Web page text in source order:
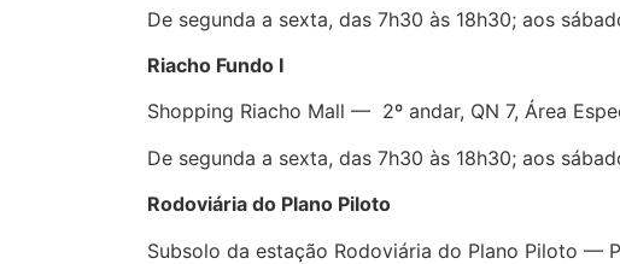
De segunda a sexta, das 7h30 às 18h30; aos
Riacho Fundo I
Shopping Riacho Mall — 2º andar, QN 7, Área
De segunda a sexta, das 7h30 às 18h30; aos
Rodoviária do Plano Piloto
Subsolo da estação Rodoviária do Plano Piloto —